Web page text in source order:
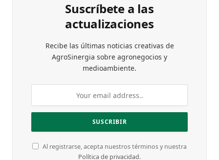
Suscríbete a las
actualizaciones
Recibe las últimas noticias creativas de
AgroSinergia sobre agronegocios y
medioambiente.
Al registrarse, acepta nuestros términos y nuestra
Política de privacidad.